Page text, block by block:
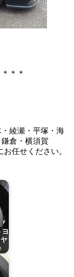
＊＊
綾瀬・平塚・海
鎌倉・横須賀
任せください。
ヨ